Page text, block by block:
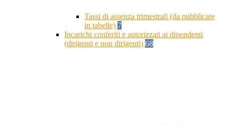
Tassi di assenza trimestrali (da pubblicare
in tabelle) 7
Incarichi conferiti e autorizzati ai dipendenti
(dirigenti e non dirigenti) 68